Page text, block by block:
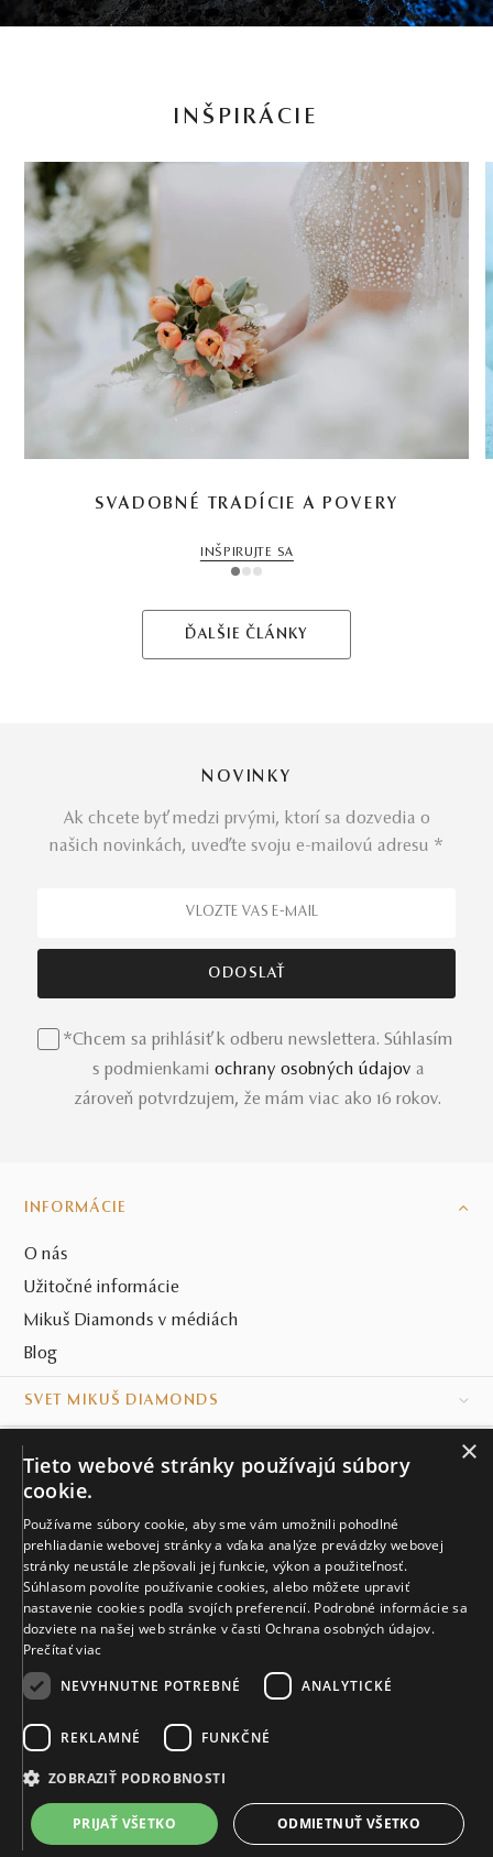
INŠPIRÁCIE
SVADOBNÉ TRADÍCIE A POVERY
INŠPIRUJTE SA
1 2 3
ĎALŠIE ČLÁNKY
2 837 €
Vyrobíme a doručíme do 21 dní
VIAC INFO
NOVINKY
Ak chcete byť medzi prvými, ktorí sa dozvedia o
našich novinkách, uveďte svoju e-mailovú adresu *
*Chcem sa prihlásiť k odberu newslettera. Súhlasím
s podmienkami ochrany osobných údajov a
zároveň potvrdzujem, že mám viac ako 16 rokov.
INFORMÁCIE
O nás
Užitočné informácie
Mikuš Diamonds v médiách
Blog
SVET MIKUŠ DIAMONDS
KONTAKT
Naše klenotníctva
Sídlo spoločnosti
© MIKUŠ DIAMONDS, A.S. 2026. VŠETKY PRÁVA VYHRADENÉ.
×
Tieto webové stránky používajú súbory
cookie.
Používame súbory cookie, aby sme vám umožnili pohodlné
prehliadanie webovej stránky a vďaka analýze prevádzky webovej
stránky neustále zlepšovali jej funkcie, výkon a použiteľnosť.
Súhlasom povolíte používanie cookies, alebo môžete upraviť
nastavenie cookies podľa svojích preferencií. Podrobné informácie sa
dozviete na našej web stránke v časti Ochrana osobných údajov.
Prečítať viac
NEVYHNUTNE POTREBNÉ
ANALYTICKÉ
REKLAMNÉ FUNKČNÉ
ZOBRAZIŤ PODROBNOSTI
PRIJAŤ VŠETKO ODMIETNUŤ VŠETKO